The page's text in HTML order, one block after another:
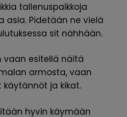
tallenuspaikkoja
Pidetään ne vielä
sit nähhään.
vaan esitellä näitä
armosta, vaan
ja kikat.
hyvin käymään